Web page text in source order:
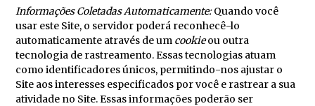
Informações Coletadas Automaticamente:Quando você
usar este Site, o servidor poderá reconhecê-lo
automaticamente através de um cookieou outra
tecnologia de rastreamento. Essas tecnologias atuam
como identificadores únicos, permitindo-nos ajustar o
Site aos interesses especificados por você e rastrear a sua
atividade no Site. Essas informações poderão ser